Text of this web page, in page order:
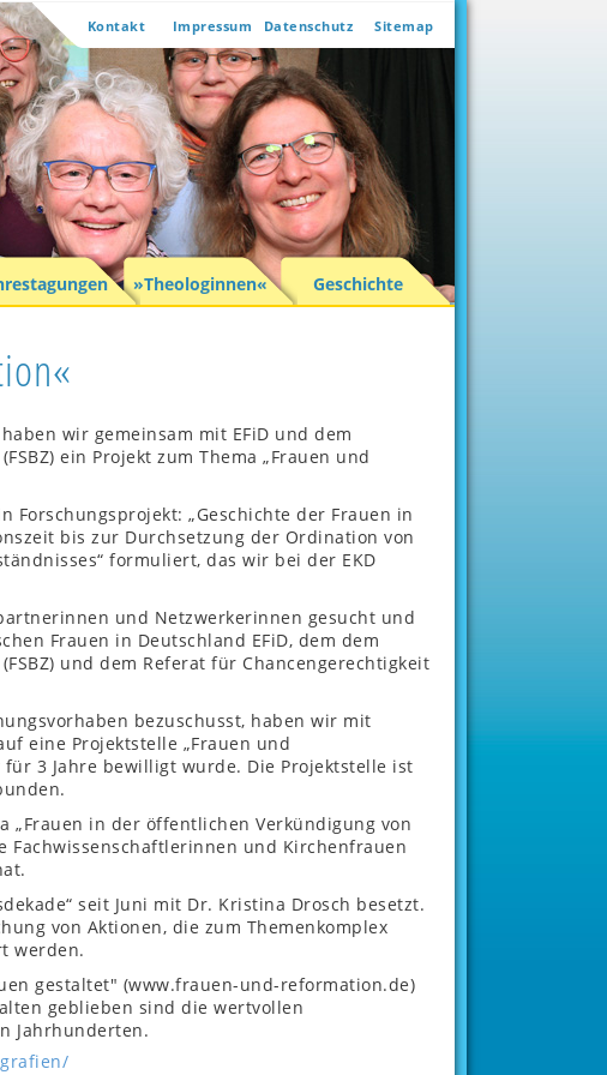
Kontakt Impressum Datenschutz Sitemap
»Theologinnen« Geschichte
haben wir gemeinsam mit EFiD und dem
ein Projekt zum Thema „Frauen und
Forschungsprojekt: „Geschichte der Frauen in
bis zur Durchsetzung der Ordination von
formuliert, das wir bei der EKD
und Netzwerkerinnen gesucht und
Frauen in Deutschland EFiD, dem dem
und dem Referat für Chancengerechtigkeit
bezuschusst, haben wir mit
eine Projektstelle „Frauen und
3 Jahre bewilligt wurde. Die Projektstelle ist
„Frauen in der öffentlichen Verkündigung von
Fachwissenschaftlerinnen und Kirchenfrauen
seit Juni mit Dr. Kristina Drosch besetzt.
von Aktionen, die zum Themenkomplex
werden.
gestaltet" (www.frauen-und-reformation.de)
geblieben sind die wertvollen
Jahrhunderten.